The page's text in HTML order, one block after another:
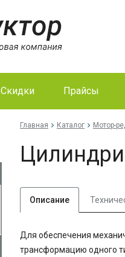
Скидки Прайсы
Главная Каталог Мотор-
Описание
Для обеспечения
трансформацию одного